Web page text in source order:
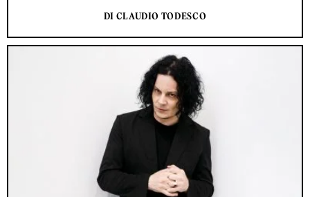
DI CLAUDIO TODESCO